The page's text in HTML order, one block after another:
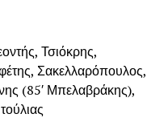
Τσιόκρης,
Σακελλαρόπουλος,
(85′ Μπελαβράκης),